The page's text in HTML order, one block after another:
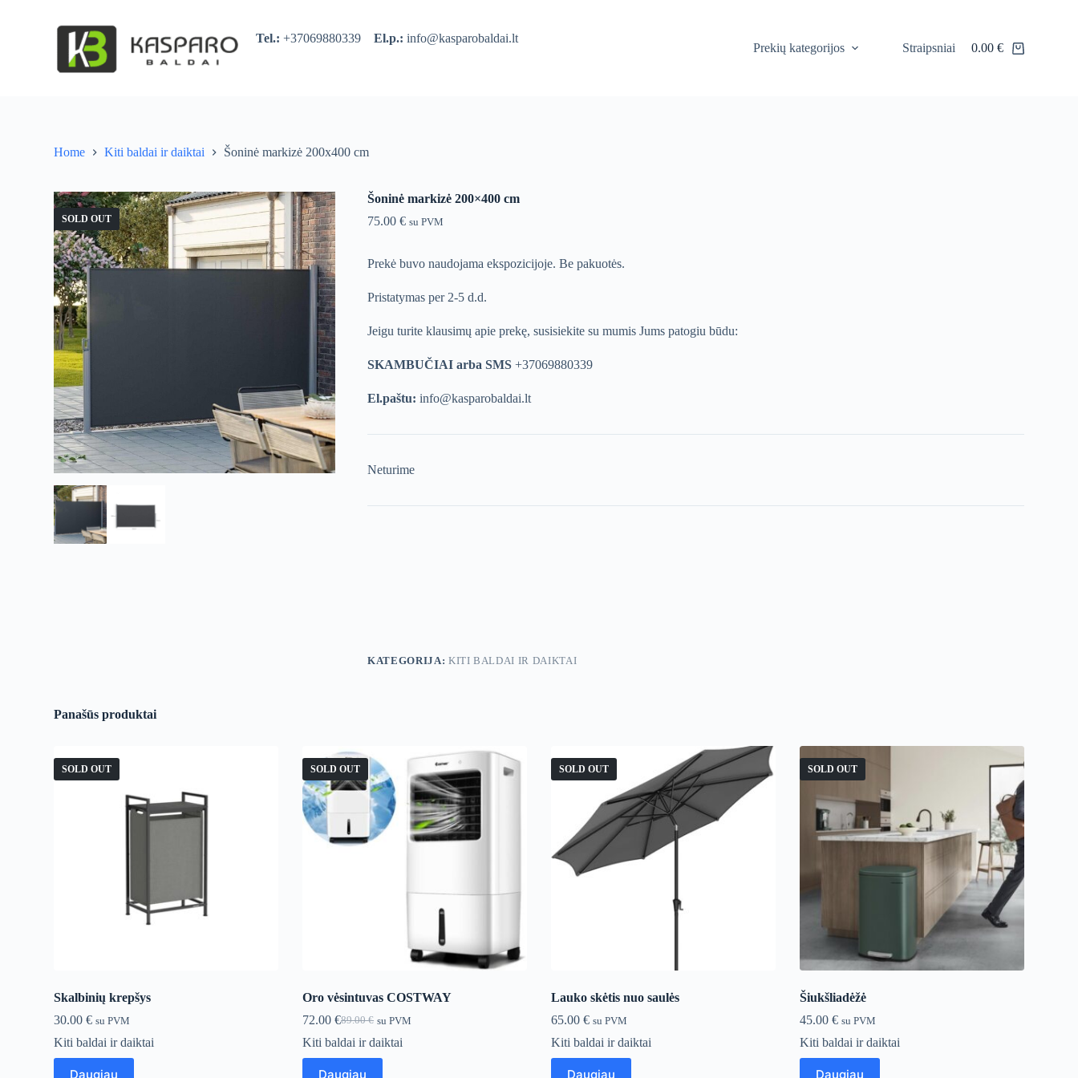
Tel.:+37069880339El.p.:info@kasparobaldai.lt
Prekių kategorijos Straipsniai
Shopping
0.00 €
Home Kiti baldai ir daiktai Šoninė markizė 200x400 cm
SOLD OUT
Šoninė markizė 200×400 cm
75.00€ su PVM
Prekė buvo naudojama ekspozicijoje. Be pakuotės.
Pristatymas per 2-5 d.d.
Jeigu turite klausimų apie prekę, susisiekite su mumis Jums patogiu būdu:
SKAMBUČIAI arba SMS +37069880339
El.paštu: info@kasparobaldai.lt
Neturime
KATEGORIJA: KITI BALDAI IR DAIKTAI
Panašūs produktai
SOLD OUT
Skalbinių krepšys
30.00€ su PVM
Kiti baldai ir daiktai
Daugiau
SOLD OUT
Oro vėsintuvas COSTWAY
89.00€
Original
price
was:
89.00 €.
72.00€Current
price
is:
72.00 €.
su PVM
Kiti baldai ir daiktai
Daugiau
SOLD OUT
Lauko skėtis nuo saulės
65.00 € su PVM
Kiti baldai ir daiktai
Daugiau
SOLD OUT
Šiukšliadėžė
45.00 € su PVM
Kiti baldai ir daiktai
Daugiau